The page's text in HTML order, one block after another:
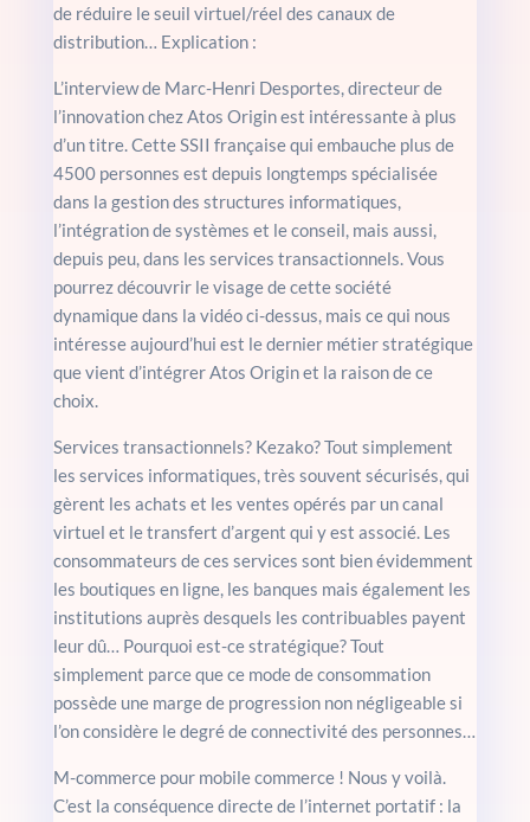
de réduire le seuil virtuel/réel des canaux de
distribution… Explication :
L’interview de Marc-Henri Desportes, directeur de
l’innovation chez Atos Origin est intéressante à plus
d’un titre. Cette SSII française qui embauche plus de
4500 personnes est depuis longtemps spécialisée
dans la gestion des structures informatiques,
l’intégration de systèmes et le conseil, mais aussi,
depuis peu, dans les services transactionnels. Vous
pourrez découvrir le visage de cette société
dynamique dans la vidéo ci-dessus, mais ce qui nous
intéresse aujourd’hui est le dernier métier stratégique
que vient d’intégrer Atos Origin et la raison de ce
choix.
Services transactionnels? Kezako? Tout simplement
les services informatiques, très souvent sécurisés, qui
gèrent les achats et les ventes opérés par un canal
virtuel et le transfert d’argent qui y est associé. Les
consommateurs de ces services sont bien évidemment
les boutiques en ligne, les banques mais également les
institutions auprès desquels les contribuables payent
leur dû… Pourquoi est-ce stratégique? Tout
simplement parce que ce mode de consommation
possède une marge de progression non négligeable si
l’on considère le degré de connectivité des personnes…
M-commerce pour mobile commerce ! Nous y voilà.
C’est la conséquence directe de l’internet portatif : la